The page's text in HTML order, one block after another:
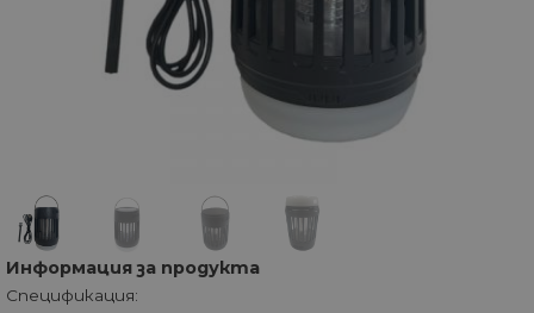
Информация за продукта
Спецификация: